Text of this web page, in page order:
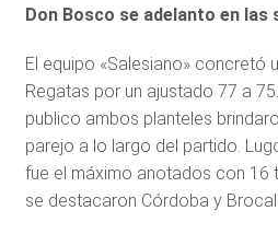
Don Bosco se adelanto en las
El equipo «Salesiano» concretó
Regatas por un ajustado 77 a
publico ambos planteles
parejo a lo largo del partido.
fue el máximo anotados con 16
se destacaron Córdoba y